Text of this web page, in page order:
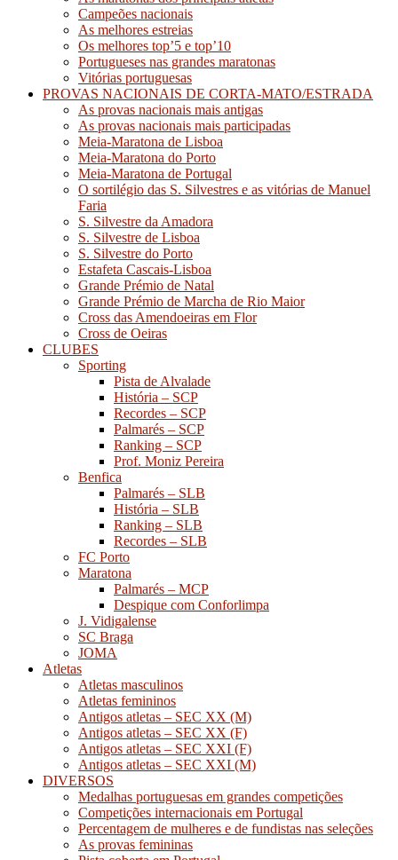
Campeões nacionais
As melhores estreias
Os melhores top’5 e top’10
Portugueses nas grandes maratonas
Vitórias portuguesas
PROVAS NACIONAIS DE CORTA-MATO/ESTRADA
As provas nacionais mais antigas
As provas nacionais mais participadas
Meia-Maratona de Lisboa
Meia-Maratona do Porto
Meia-Maratona de Portugal
O sortilégio das S. Silvestres e as vitórias de Manuel
Faria
S. Silvestre da Amadora
S. Silvestre de Lisboa
S. Silvestre do Porto
Estafeta Cascais-Lisboa
Grande Prémio de Natal
Grande Prémio de Marcha de Rio Maior
Cross das Amendoeiras em Flor
Cross de Oeiras
CLUBES
Sporting
Pista de Alvalade
História – SCP
Recordes – SCP
Palmarés – SCP
Ranking – SCP
Prof. Moniz Pereira
Benfica
Palmarés – SLB
História – SLB
Ranking – SLB
Recordes – SLB
FC Porto
Maratona
Palmarés – MCP
Despique com Conforlimpa
J. Vidigalense
SC Braga
JOMA
Atletas
Atletas masculinos
Atletas femininos
Antigos atletas – SEC XX (M)
Antigos atletas – SEC XX (F)
Antigos atletas – SEC XXI (F)
Antigos atletas – SEC XXI (M)
DIVERSOS
Medalhas portuguesas em grandes competições
Competições internacionais em Portugal
Percentagem de mulheres e de fundistas nas seleções
As provas femininas